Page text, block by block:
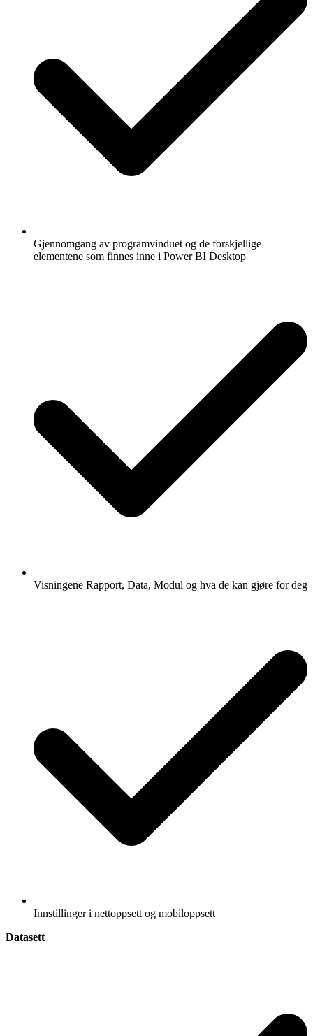
Gjennomgang av programvinduet og de forskjellige
elementene som finnes inne i Power BI Desktop
Visningene Rapport, Data, Modul og hva de kan gjøre for deg
Innstillinger i nettoppsett og mobiloppsett
Datasett